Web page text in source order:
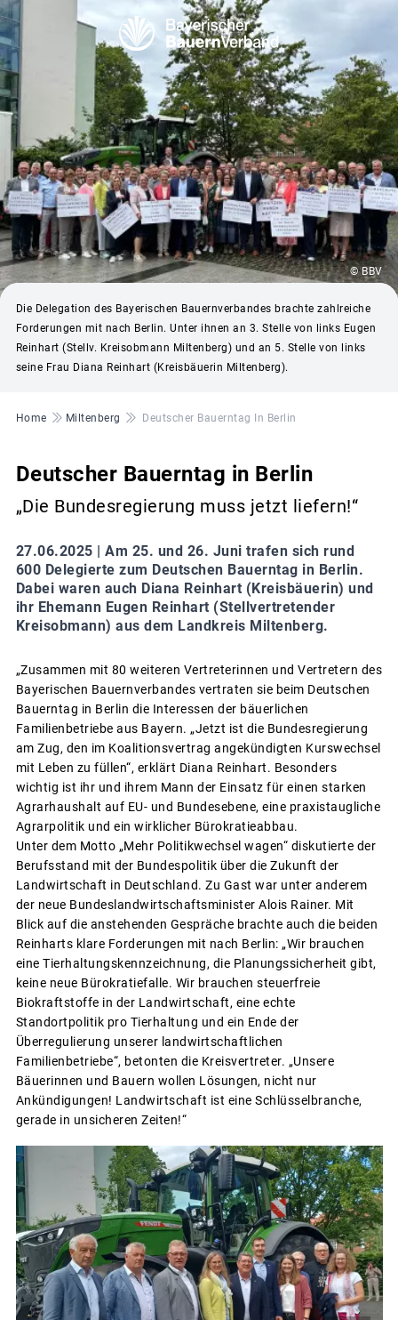
© BBV
Die Delegation des Bayerischen Bauernverbandes brachte zahlreiche
Forderungen mit nach Berlin. Unter ihnen an 3. Stelle von links Eugen
Reinhart (Stellv. Kreisobmann Miltenberg) und an 5. Stelle von links
seine Frau Diana Reinhart (Kreisbäuerin Miltenberg).
Pfadnavigation
Home Miltenberg Deutscher Bauerntag In Berlin
Deutscher Bauerntag in Berlin
„Die Bundesregierung muss jetzt liefern!“
27.06.2025 | Am 25. und 26. Juni trafen sich rund
600 Delegierte zum Deutschen Bauerntag in Berlin.
Dabei waren auch Diana Reinhart (Kreisbäuerin) und
ihr Ehemann Eugen Reinhart (Stellvertretender
Kreisobmann) aus dem Landkreis Miltenberg.
„Zusammen mit 80 weiteren Vertreterinnen und Vertretern des
Bayerischen Bauernverbandes vertraten sie beim Deutschen
Bauerntag in Berlin die Interessen der bäuerlichen
Familienbetriebe aus Bayern. „Jetzt ist die Bundesregierung
am Zug, den im Koalitionsvertrag angekündigten Kurswechsel
mit Leben zu füllen“, erklärt Diana Reinhart. Besonders
wichtig ist ihr und ihrem Mann der Einsatz für einen starken
Agrarhaushalt auf EU- und Bundesebene, eine praxistaugliche
Agrarpolitik und ein wirklicher Bürokratieabbau.
Unter dem Motto „Mehr Politikwechsel wagen“ diskutierte der
Berufsstand mit der Bundespolitik über die Zukunft der
Landwirtschaft in Deutschland. Zu Gast war unter anderem
der neue Bundeslandwirtschaftsminister Alois Rainer. Mit
Blick auf die anstehenden Gespräche brachte auch die beiden
Reinharts klare Forderungen mit nach Berlin: „Wir brauchen
eine Tierhaltungskennzeichnung, die Planungssicherheit gibt,
keine neue Bürokratiefalle. Wir brauchen steuerfreie
Biokraftstoffe in der Landwirtschaft, eine echte
Standortpolitik pro Tierhaltung und ein Ende der
Überregulierung unserer landwirtschaftlichen
Familienbetriebe“, betonten die Kreisvertreter. „Unsere
Bäuerinnen und Bauern wollen Lösungen, nicht nur
Ankündigungen! Landwirtschaft ist eine Schlüsselbranche,
gerade in unsicheren Zeiten!“